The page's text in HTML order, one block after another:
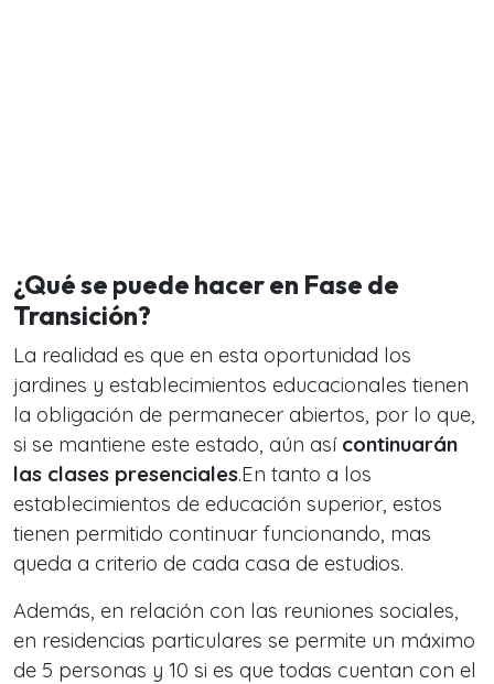
¿Qué se puede hacer en Fase de
Transición?
La realidad es que en esta oportunidad los
jardines y establecimientos educacionales tienen
la obligación de permanecer abiertos, por lo que,
si se mantiene este estado, aún así continuarán
las clases presenciales.En tanto a los
establecimientos de educación superior, estos
tienen permitido continuar funcionando, mas
queda a criterio de cada casa de estudios.
Además, en relación con las reuniones sociales,
en residencias particulares se permite un máximo
de 5 personas y 10 si es que todas cuentan con el